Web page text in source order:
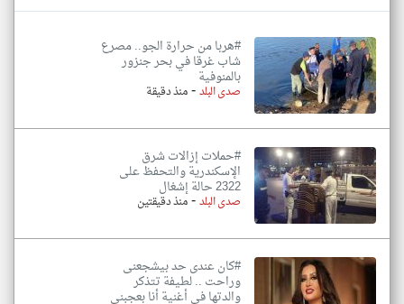
#هربا من حرارة الجو.. مصرع
شاب غرقا في بحر جنزور
بالمنوفية
صدى البلد-منذ دقيقة
#حملات إزالات شرق
الإسكندرية والتحفظ على
2322 حالة إشغال
صدى البلد-منذ دقيقتين
#كان عندى حد بيشجعنى
وراحت .. لطيفة تتذكر
والدتها فى أغنية أنا بعجبني